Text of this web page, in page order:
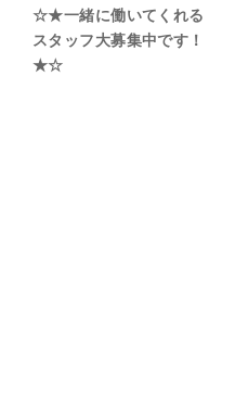
☆★一緒に働いてくれる
スタッフ大募集中です！
★☆